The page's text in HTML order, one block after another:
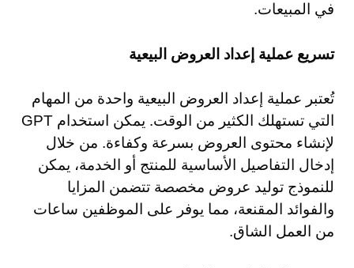
في المبيعات.
تسريع عملية إعداد العروض البيعية
تُعتبر عملية إعداد العروض البيعية واحدة من المهام
التي تستهلك الكثير من الوقت. يمكن استخدام GPT
لإنشاء محتوى العروض بسرعة وكفاءة. من خلال
إدخال التفاصيل الأساسية للمنتج أو الخدمة، يمكن
للنموذج توليد عروض مخصصة تتضمن المزايا
والفوائد المقنعة، مما يوفر على الموظفين ساعات
من العمل الشاق.